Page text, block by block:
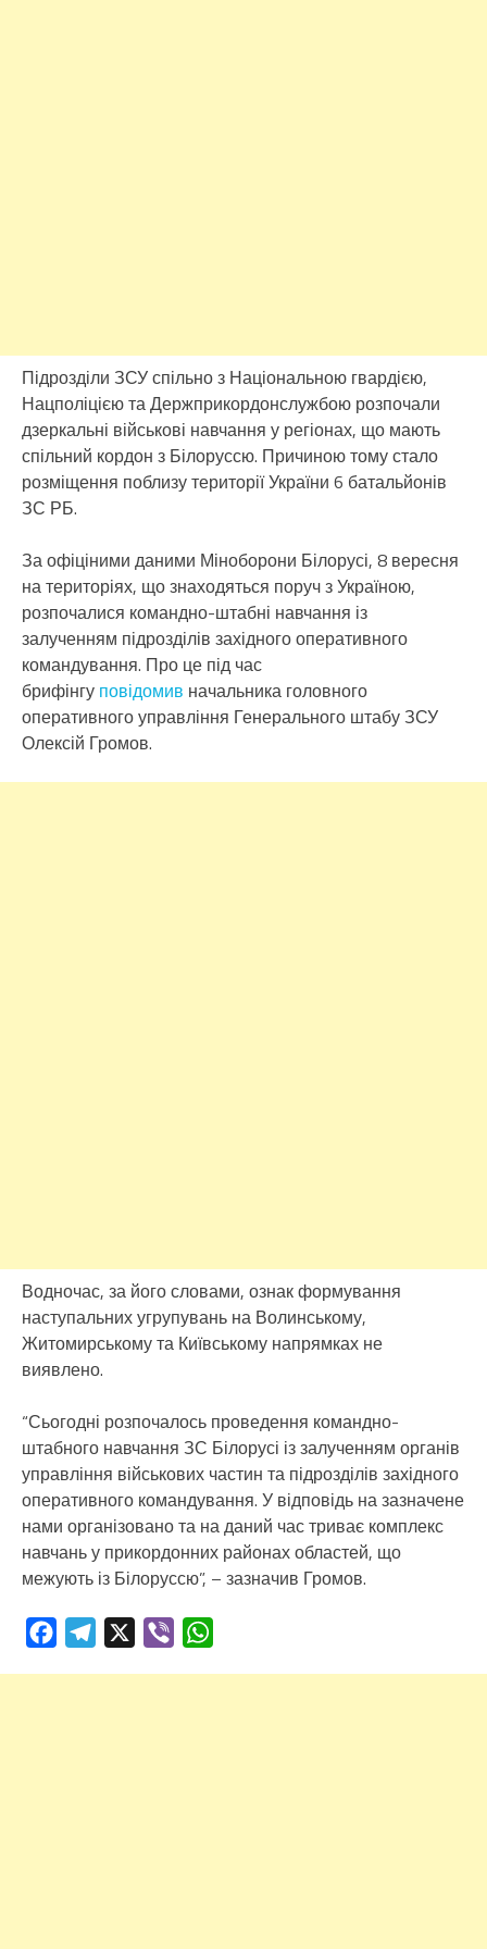
Підрозділи ЗСУ спільно з Національною гвардією,
Нацполіцією та Держприкордонслужбою розпочали
дзеркальні військові навчання у регіонах, що мають
спільний кордон з Білоруссю. Причиною тому стало
розміщення поблизу території України 6 батальйонів
ЗС РБ.
За офіціними даними Міноборони Білорусі, 8 вересня
на територіях, що знаходяться поруч з Україною,
розпочалися командно-штабні навчання із
залученням підрозділів західного оперативного
командування. Про це під час
брифінгу повідомив начальника головного
оперативного управління Генерального штабу ЗСУ
Олексій Громов.
Водночас, за його словами, ознак формування
наступальних угрупувань на Волинському,
Житомирському та Київському напрямках не
виявлено.
“Сьогодні розпочалось проведення командно-
штабного навчання ЗС Білорусі із залученням органів
управління військових частин та підрозділів західного
оперативного командування. У відповідь на зазначене
нами організовано та на даний час триває комплекс
навчань у прикордонних районах областей, що
межують із Білоруссю”, – зазначив Громов.
FacebookTelegram Viber